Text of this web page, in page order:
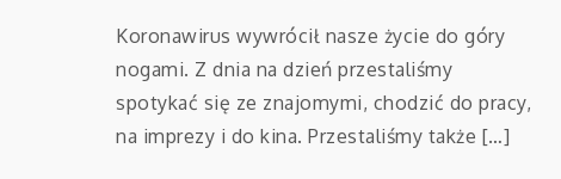
Koronawirus wywrócił nasze życie do góry
nogami. Z dnia na dzień przestaliśmy
spotykać się ze znajomymi, chodzić do pracy,
na imprezy i do kina. Przestaliśmy także […]